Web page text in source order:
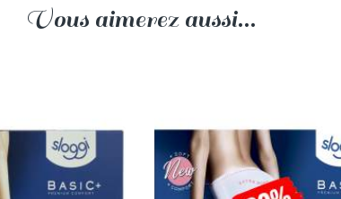
Vous aimerez aussi...